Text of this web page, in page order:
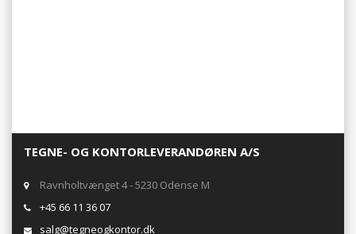
TEGNE- OG KONTORLEVERANDØREN A/S
Ravnholtvænget 4 - 5230 Odense M
+45 66 11 36 07
salg@tegneogkontor.dk